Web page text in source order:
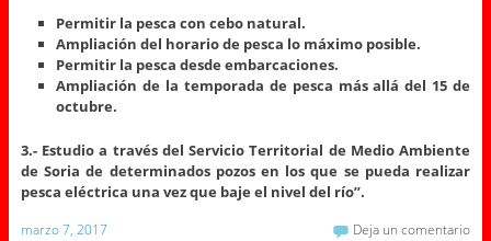
Permitir la pesca con cebo natural.
Ampliación del horario de pesca lo máximo posible.
Permitir la pesca desde embarcaciones.
Ampliación de la temporada de pesca más allá del 15 de
octubre.
3.- Estudio a través del Servicio Territorial de Medio Ambiente
de Soria de determinados pozos en los que se pueda realizar
pesca eléctrica una vez que baje el nivel del río”.
marzo 7, 2017 Deja un comentario